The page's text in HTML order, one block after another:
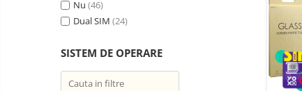
Smartwatch
Inel Smart
Nu (46)
Dual SIM (24)
SISTEM DE OPERARE